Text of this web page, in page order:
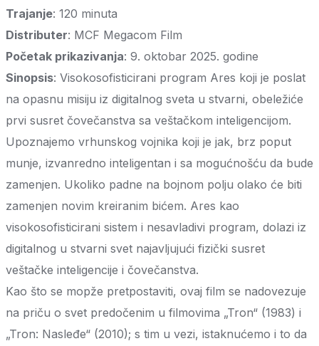
Trajanje: 120 minuta
Distributer: MCF Megacom Film
Početak prikazivanja: 9. oktobar 2025. godine
Sinopsis: Visokosofisticirani program Ares koji je poslat
na opasnu misiju iz digitalnog sveta u stvarni, obeležiće
prvi susret čovečanstva sa veštačkom inteligencijom.
Upoznajemo vrhunskog vojnika koji je jak, brz poput
munje, izvanredno inteligentan i sa mogućnošću da bude
zamenjen. Ukoliko padne na bojnom polju olako će biti
zamenjen novim kreiranim bićem. Ares kao
visokosofisticirani sistem i nesavladivi program, dolazi iz
digitalnog u stvarni svet najavljujući fizički susret
veštačke inteligencije i čovečanstva.
Kao što se mopže pretpostaviti, ovaj film se nadovezuje
na priču o svet predočenim u filmovima „Tron“ (1983) i
„Tron: Nasleđe“ (2010); s tim u vezi, istaknućemo i to da